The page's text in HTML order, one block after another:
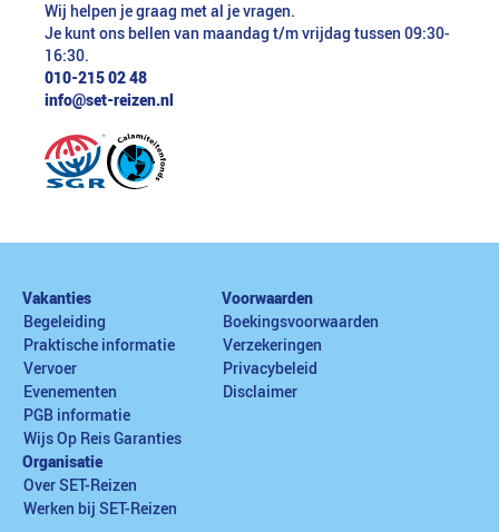
Wij helpen je graag met al je vragen.
Je kunt ons bellen van maandag t/m vrijdag tussen 09:30-
16:30.
010-215 02 48
info@set-reizen.nl
Vakanties
Begeleiding
Praktische informatie
Vervoer
Evenementen
PGB informatie
Wijs Op Reis Garanties
Voorwaarden
Boekingsvoorwaarden
Verzekeringen
Privacybeleid
Disclaimer
Organisatie
Over SET-Reizen
Werken bij SET-Reizen